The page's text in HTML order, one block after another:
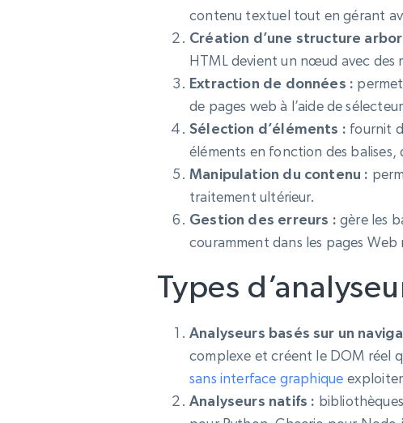
INFRASTRUCTURE PROXY
Proxys résidentiels 50% OFF
400M+ adresses IP mondiales provenant
d’appareils pair réels
Proxys de datacenter
Proxys fiables et à haut débit pour une
extraction de données efficace
Proxys
résidentiels
50% OFF
Commence à
partir de
$5$2.5/GB
Proxys de ISP
Commence à
partir de
$1.3/IP
contenu textuel tout en gérant
Création d’une structure
HTML devient un nœud avec
Extraction de données :
de pages web à l’aide de
Sélection d’éléments : fournit
éléments en fonction des
Manipulation du contenu :
traitement ultérieur.
Gestion des erreurs : gère les
couramment dans les pages
Types
Analyseurs basés sur un
complexe et créent le DOM réel
sans interface graphique
Analyseurs natifs :